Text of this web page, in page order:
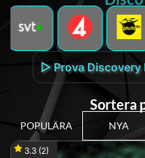
▷ Prova
Sortera
POPULÄRA NYA
3.3 (2)